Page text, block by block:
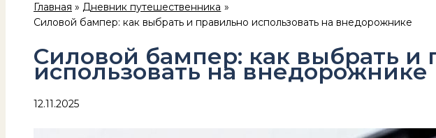
Главная
Дневник путешественника
Силовой бампер: как выбрать и правильно использовать на внедорожнике
Силовой бампер: как выбрать и
использовать на внедорожнике
12.11.2025